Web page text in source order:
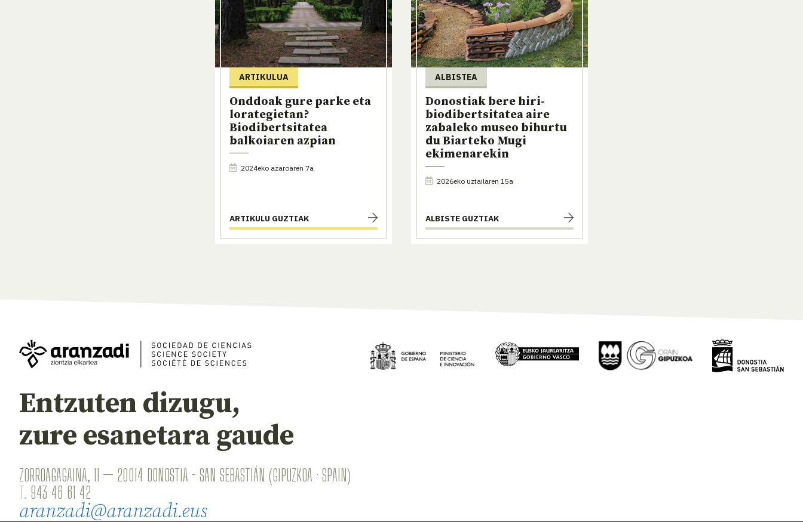
ARTIKULUA
Onddoak gure parke eta
lorategietan?
Biodibertsitatea
balkoiaren azpian
2024eko azaroaren 7a
ARTIKULU GUZTIAK
ALBISTEA
Donostiak bere hiri-
biodibertsitatea aire
zabaleko museo bihurtu
du Biarteko Mugi
ekimenarekin
2026eko uztailaren 15a
ALBISTE GUZTIAK
Entzuten dizugu,
zure esanetara gaude
ZORROAGAGAINA, 11 — 20014 DONOSTIA - SAN SEBASTIÁN (GIPUZKOA · SPAIN)
T. 943 46 61 42
aranzadi@aranzadi.eus